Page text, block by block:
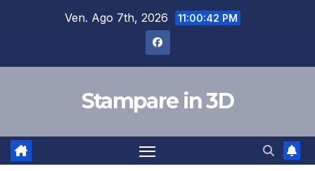
Ven. Ago 7th, 2026 11:00:42 PM
Stampare in 3D